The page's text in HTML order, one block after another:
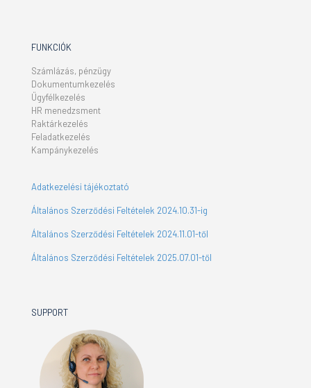
FUNKCIÓK
Számlázás, pénzügy
Dokumentumkezelés
Ügyfélkezelés
HR menedzsment
Raktárkezelés
Feladatkezelés
Kampánykezelés
Adatkezelési tájékoztató
Általános Szerződési Feltételek 2024.10.31-ig
Általános Szerződési Feltételek 2024.11.01-től
Általános Szerződési Feltételek 2025.07.01-től
SUPPORT